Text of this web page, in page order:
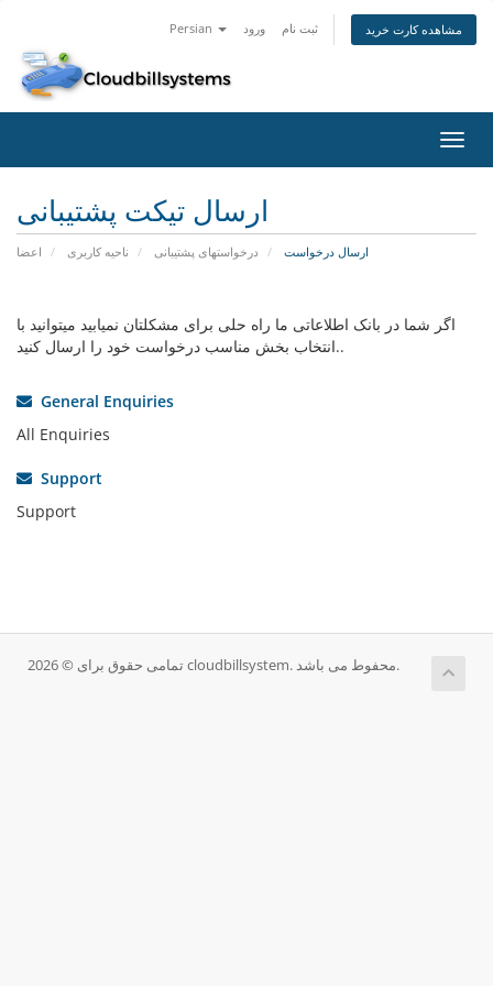
Persian ورود ثبت نام مشاهده کارت خرید
تغییر
ارسال تیکت پشتیبانی
اعضا ناحیه کاربری درخواستهای پشتیبانی ارسال درخواست
اگر شما در بانک اطلاعاتی ما راه حلی برای مشکلتان نمیابید میتوانید با
انتخاب بخش مناسب درخواست خود را ارسال کنید..
General Enquiries
All Enquiries
Support
Support
تمامی حقوق برای © 2026 cloudbillsystem. محفوط می باشد.